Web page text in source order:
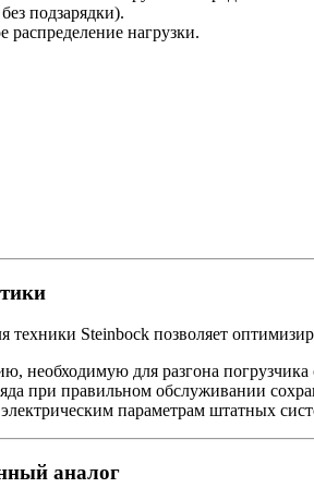
подзарядки).
распределение нагрузки.
техники Steinbock позволяет
необходимую для разгона погрузчика
при правильном обслуживании
параметрам штатных
аналог